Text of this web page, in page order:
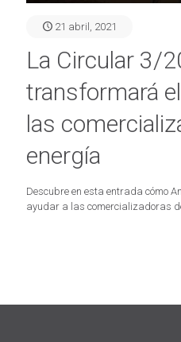
21 abril, 2021
La Circular 3/
transformará
las
energía
Descubre en esta entrada cómo
ayudar a las comercializadoras